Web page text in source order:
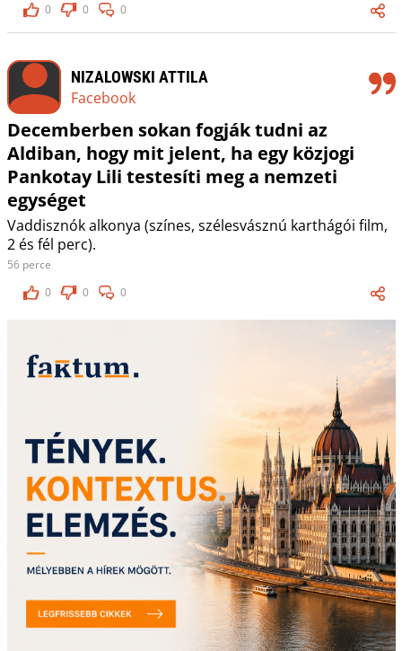
0
0 0
NIZALOWSKI ATTILA
Facebook
Decemberben sokan fogják tudni az
Aldiban, hogy mit jelent, ha egy közjogi
Pankotay Lili testesíti meg a nemzeti
egységet
Vaddisznók alkonya (színes, szélesvásznú karthágói film,
2 és fél perc).
56 perce
0
0 0